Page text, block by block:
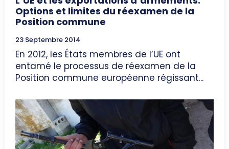
Options et limites du réexamen de la
Position commune
23 Septembre 2014
En 2012, les États membres de l’UE ont
entamé le processus de réexamen de la
Position commune européenne régissant...